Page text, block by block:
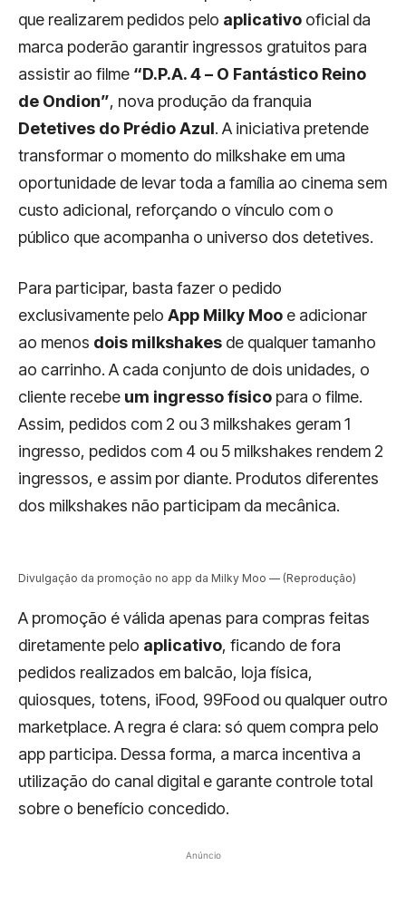
que realizarem pedidos pelo aplicativo oficial da
marca poderão garantir ingressos gratuitos para
assistir ao filme “D.P.A. 4 – O Fantástico Reino
de Ondion”, nova produção da franquia
Detetives do Prédio Azul. A iniciativa pretende
transformar o momento do milkshake em uma
oportunidade de levar toda a família ao cinema sem
custo adicional, reforçando o vínculo com o
público que acompanha o universo dos detetives.
Para participar, basta fazer o pedido
exclusivamente pelo App Milky Moo e adicionar
ao menos dois milkshakes de qualquer tamanho
ao carrinho. A cada conjunto de dois unidades, o
cliente recebe um ingresso físico para o filme.
Assim, pedidos com 2 ou 3 milkshakes geram 1
ingresso, pedidos com 4 ou 5 milkshakes rendem 2
ingressos, e assim por diante. Produtos diferentes
dos milkshakes não participam da mecânica.
Divulgação da promoção no app da Milky Moo — (Reprodução)
A promoção é válida apenas para compras feitas
diretamente pelo aplicativo, ficando de fora
pedidos realizados em balcão, loja física,
quiosques, totens, iFood, 99Food ou qualquer outro
marketplace. A regra é clara: só quem compra pelo
app participa. Dessa forma, a marca incentiva a
utilização do canal digital e garante controle total
sobre o benefício concedido.
Anúncio